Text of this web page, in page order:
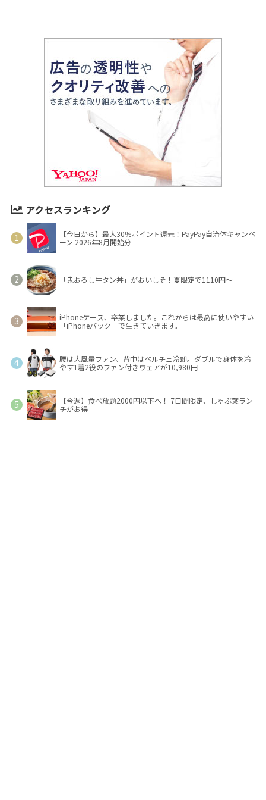
アクセスランキング
【今日から】最大30％ポイント還元！PayPay自治体キャンペ
ーン 2026年8月開始分
「鬼おろし牛タン丼」がおいしそ！夏限定で1110円～
iPhoneケース、卒業しました。これからは最高に使いやすい
「iPhoneバック」で生きていきます。
腰は大風量ファン、背中はペルチェ冷却。ダブルで身体を冷
やす1着2役のファン付きウェアが10,980円
【今週】食べ放題2000円以下へ！ 7日間限定、しゃぶ葉ラン
チがお得